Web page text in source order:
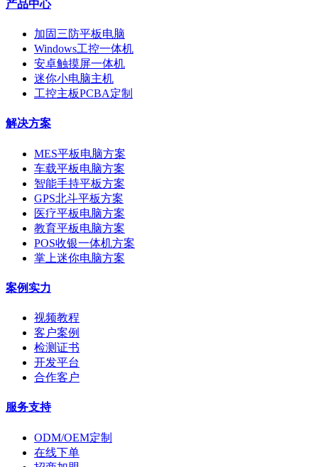
产品中心
加固三防平板电脑
Windows工控一体机
安卓触摸屏一体机
迷你小电脑主机
工控主板PCBA定制
解决方案
MES平板电脑方案
车载平板电脑方案
智能手持平板方案
GPS北斗平板方案
医疗平板电脑方案
教育平板电脑方案
POS收银一体机方案
掌上迷你电脑方案
案例实力
视频教程
客户案例
检测证书
开发平台
合作客户
服务支持
ODM/OEM定制
在线下单